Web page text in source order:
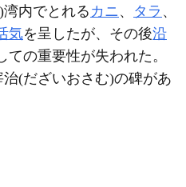
湾内でとれる カニ 、 タラ 、
気を呈したが、その後沿
ての重要性が失われた。
(だざいおさむ)の碑があ